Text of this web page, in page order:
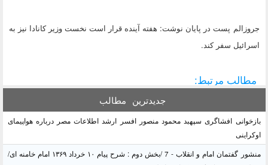
جروزالم پست در پایان نوشت: هفته آینده قرار است نخست وزیر کانادا نیز به
اسرائیل سفر کند.
مطالب مرتبط:
جدیدترین مطالب
بازخوانی افشاگری سپهبد محمود منصور افسر ارشد اطلاعات مصر درباره هواپیمای
اوکراینی
منشور گفتمان امام و انقلاب - 7 /بخش دوم : شرح پیام ۱۰ خرداد ۱۳۶۹ امام خامنه ای/